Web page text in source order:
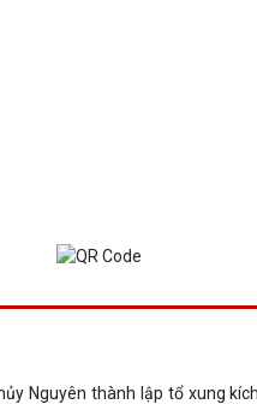
Nguyên thành lập tổ xung